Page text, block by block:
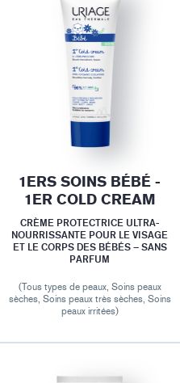
1ERS SOINS BÉBÉ -
1ER COLD CREAM
CRÈME PROTECTRICE ULTRA-
NOURRISSANTE POUR LE VISAGE
ET LE CORPS DES BÉBÉS – SANS
PARFUM
(Tous types de peaux, Soins peaux
sèches, Soins peaux très sèches, Soins
peaux irritées)